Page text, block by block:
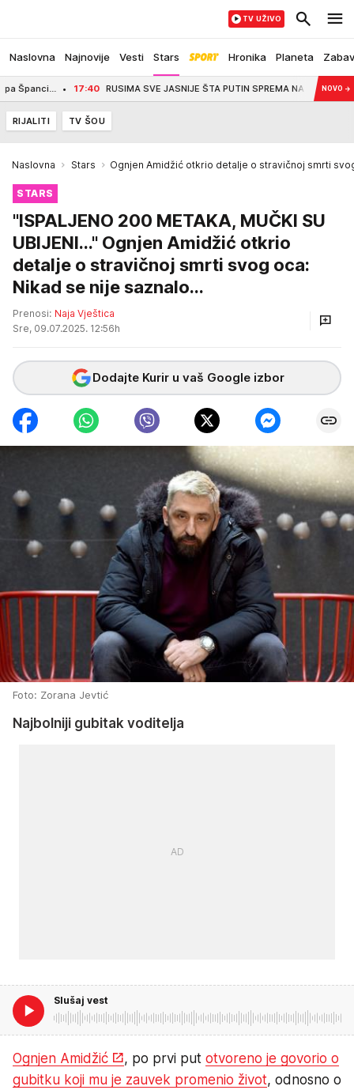
Naslovna Najnovije Vesti Stars Hronika Planeta
TV UŽIVO
17:40 RUSIMA SVE JASNIJE ŠTA PUTIN SPREMA NA JESEN? Evo
NOVO →
RIJALITI TV ŠOU
Naslovna Stars Ognjen Amidžić otkrio detalje o stravičnoj smrti
STARS
"ISPALJENO 200 METAKA, MUČKI SU
UBIJENI..." Ognjen Amidžić otkrio
detalje o stravičnoj smrti svog oca:
Nikad se nije saznalo...
Prenosi: Naja Vještica
Sre, 09.07.2025. 12:56h
Dodajte Kurir u vaš Google izbor
Foto: Zorana Jevtić
Najbolniji gubitak voditelja
Slušaj vest
Ognjen Amidžić , po prvi put otvoreno je govorio o
gubitku koji mu je zauvek promenio život, odnosno o